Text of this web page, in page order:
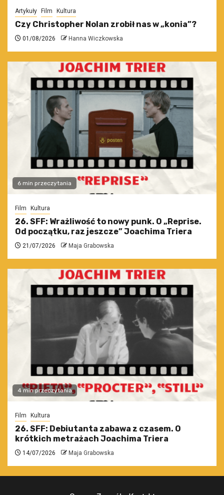
Artykuły Film Kultura
Czy Christopher Nolan zrobił nas w „konia”?
01/08/2026 Hanna Wiczkowska
6 min przeczytania
Film Kultura
26. SFF: Wrażliwość to nowy punk. O „Reprise.
Od początku, raz jeszcze” Joachima Triera
21/07/2026 Maja Grabowska
4 min przeczytania
Film Kultura
26. SFF: Debiutanta zabawa z czasem. O
krótkich metrażach Joachima Triera
14/07/2026 Maja Grabowska